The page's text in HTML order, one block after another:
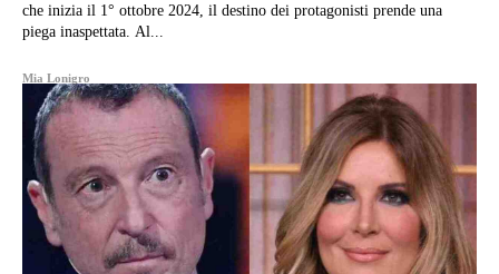
che inizia il 1° ottobre 2024, il destino dei protagonisti prende una
piega inaspettata. Al...
Mia Lonigro